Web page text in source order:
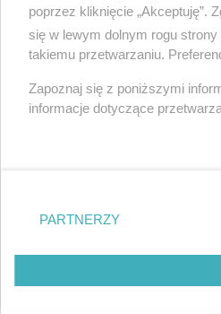
poprzez kliknięcie „Akceptuję”.
się w lewym dolnym rogu strony
takiemu przetwarzaniu.
Zapoznaj się z poniższymi
informacje dotyczące
PARTNERZY